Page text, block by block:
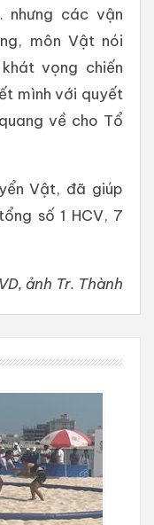
nhưng các vận
môn Vật nói
vọng chiến
mình với quyết
về cho Tổ
Vật, đã giúp
số 1 HCV, 7
VD, ảnh Tr. Thành